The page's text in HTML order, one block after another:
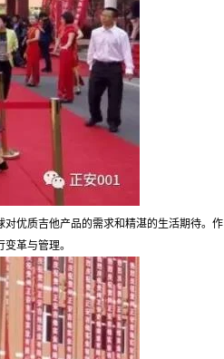
优质吉他产品的需求和精湛的生活期待。作
革与管理。